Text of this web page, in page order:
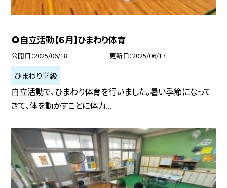
🌻自立活動【６月】ひまわり体育
公開日 2025/06/18 更新日 2025/06/17
ひまわり学級
自立活動で、ひまわり体育を行いました。暑い季節になって
きて、体を動かすことに体力...